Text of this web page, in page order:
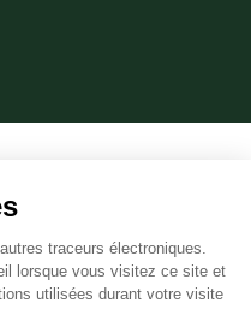
traceurs électroniques.
lorsque vous visitez ce site et
utilisées durant votre visite